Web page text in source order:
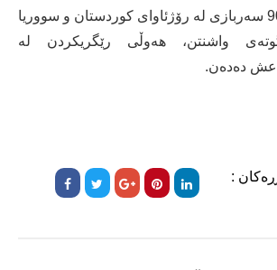
ئەمریکا نزیکەی 900 سەربازی لە رۆژئاوای کوردستان و سووریا
واشنتن، هەوڵی رێگریکردن لە
دەدەن.
: